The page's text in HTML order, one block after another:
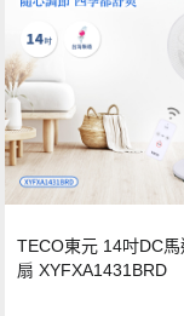
TECO東元 14吋DC馬
扇 XYFXA1431BRD